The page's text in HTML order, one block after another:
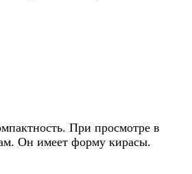
При просмотре в
Он имеет форму кирасы.